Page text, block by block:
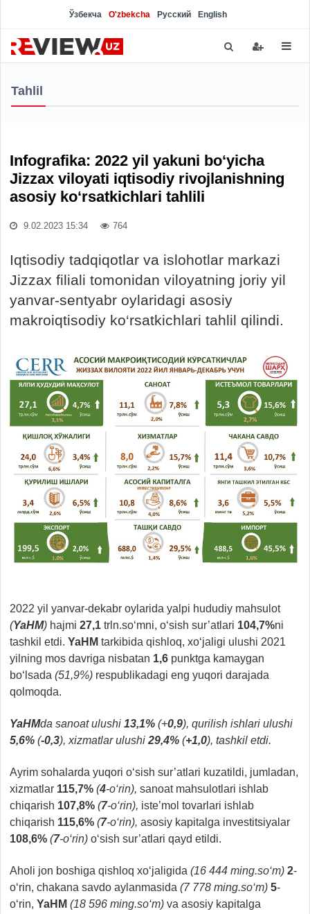
Ўзбекча O'zbekcha Русский English
Tahlil
Infografika: 2022 yil yakuni bo‘yicha
Jizzax viloyati iqtisodiy rivojlanishning
asosiy ko‘rsatkichlari tahlili
9.02.2023 15:34 764
Iqtisodiy tadqiqotlar va islohotlar markazi
Jizzax filiali tomonidan viloyatning joriy yil
yanvar-sentyabr oylaridagi asosiy
makroiqtisodiy ko‘rsatkichlari tahlil qilindi.
2022 yil yanvar-dekabr oylarida yalpi hududiy mahsulot
(YaHM) hajmi 27,1 trln.so‘mni, o‘sish sur’atlari 104,7%ni
tashkil etdi. YaHM tarkibida qishloq, xo‘jaligi ulushi 2021
yilning mos davriga nisbatan 1,6 punktga kamaygan
bo‘lsada (51,9%) respublikadagi eng yuqori darajada
qolmoqda.
YaHMda sanoat ulushi 13,1% (+0,9), qurilish ishlari ulushi
5,6% (-0,3), xizmatlar ulushi 29,4% (+1,0), tashkil etdi.
Ayrim sohalarda yuqori o‘sish sur’atlari kuzatildi, jumladan,
xizmatlar 115,7% (4-o‘rin), sanoat mahsulotlari ishlab
chiqarish 107,8% (7-o‘rin), iste’mol tovarlari ishlab
chiqarish 115,6% (7-o‘rin), asosiy kapitalga investitsiyalar
108,6% (7-o‘rin) o‘sish sur’atlari qayd etildi.
Aholi jon boshiga qishloq xo‘jaligida (16 444 ming.so‘m) 2-
o‘rin, chakana savdo aylanmasida (7 778 ming.so‘m) 5-
o‘rin, YaHM (18 596 ming.so‘m) va asosiy kapitalga